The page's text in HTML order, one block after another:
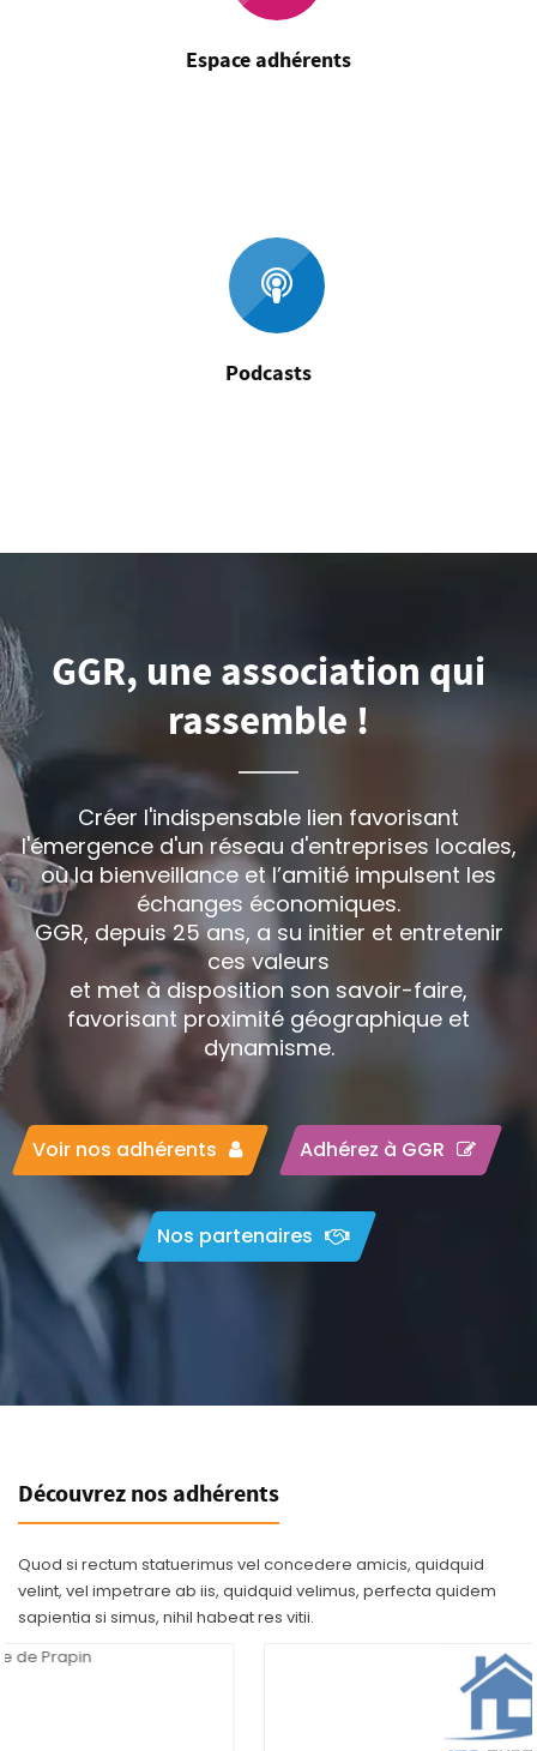
Espace adhérents
Podcasts
GGR, une association qui
rassemble !
Créer l'indispensable lien favorisant
l'émergence d'un réseau d'entreprises locales,
où la bienveillance et l’amitié impulsent les
échanges économiques.
GGR, depuis 25 ans, a su initier et entretenir
ces valeurs
et met à disposition son savoir-faire,
favorisant proximité géographique et
dynamisme.
Voir nos adhérents Adhérez à GGR
Nos partenaires
Découvrez nos adhérents
Quod si rectum statuerimus vel concedere amicis, quidquid
velint, vel impetrare ab iis, quidquid velimus, perfecta quidem
sapientia si simus, nihil habeat res vitii.